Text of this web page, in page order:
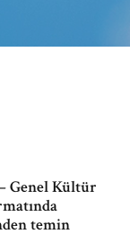
– Genel Kültür
temin